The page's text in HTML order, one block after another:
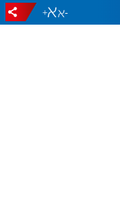
-
+